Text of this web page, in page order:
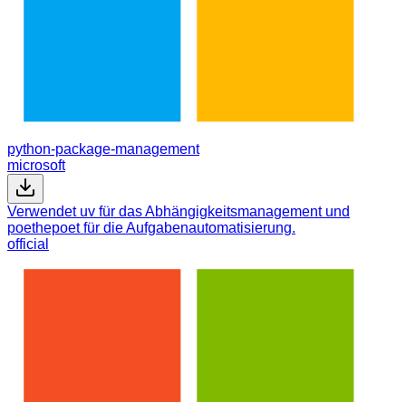
python-package-management
microsoft
Verwendet uv für das Abhängigkeitsmanagement und
poethepoet für die Aufgabenautomatisierung.
official